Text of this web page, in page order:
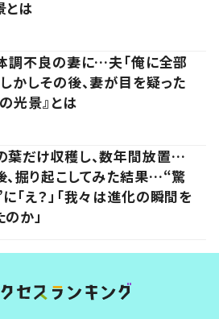
とは
体調不良の妻に…夫「俺に全部
かしその後、妻が目を疑った
光景』とは
葉だけ収穫し、数年間放置…
掘り起こしてみた結果…“驚
「え？」「我々は進化の瞬間を
か」